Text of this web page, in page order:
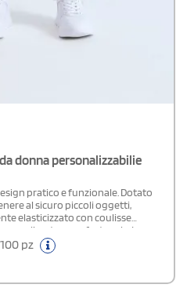
donna personalizzabilie
pratico e funzionale. Dotato
al sicuro piccoli oggetti,
elasticizzato con coulisse
e confortevole. La
mentre gli spacchetti sul
libertà di movimento.
assicura freschezza e
pz